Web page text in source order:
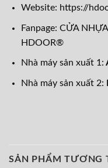
Website: https://
Fanpage: CỬA
HDOOR®
Nhà máy sản xuất 1:
Nhà máy sản xuất 2:
SẢN PHẨM TƯƠNG